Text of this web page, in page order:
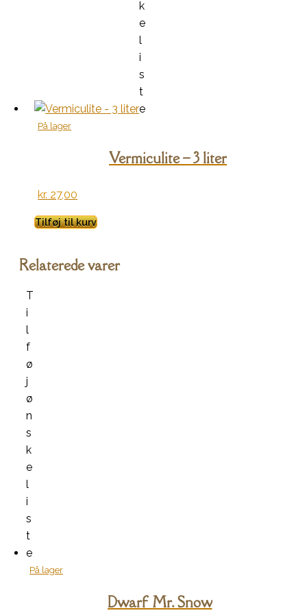
k
e
l
i
s
t
e
På lager
Vermiculite – 3 liter
kr. 27,00
Tilføj til kurv
Relaterede varer
T
i
l
f
ø
j
ø
n
s
k
e
l
i
s
t
e
På lager
Dwarf Mr. Snow